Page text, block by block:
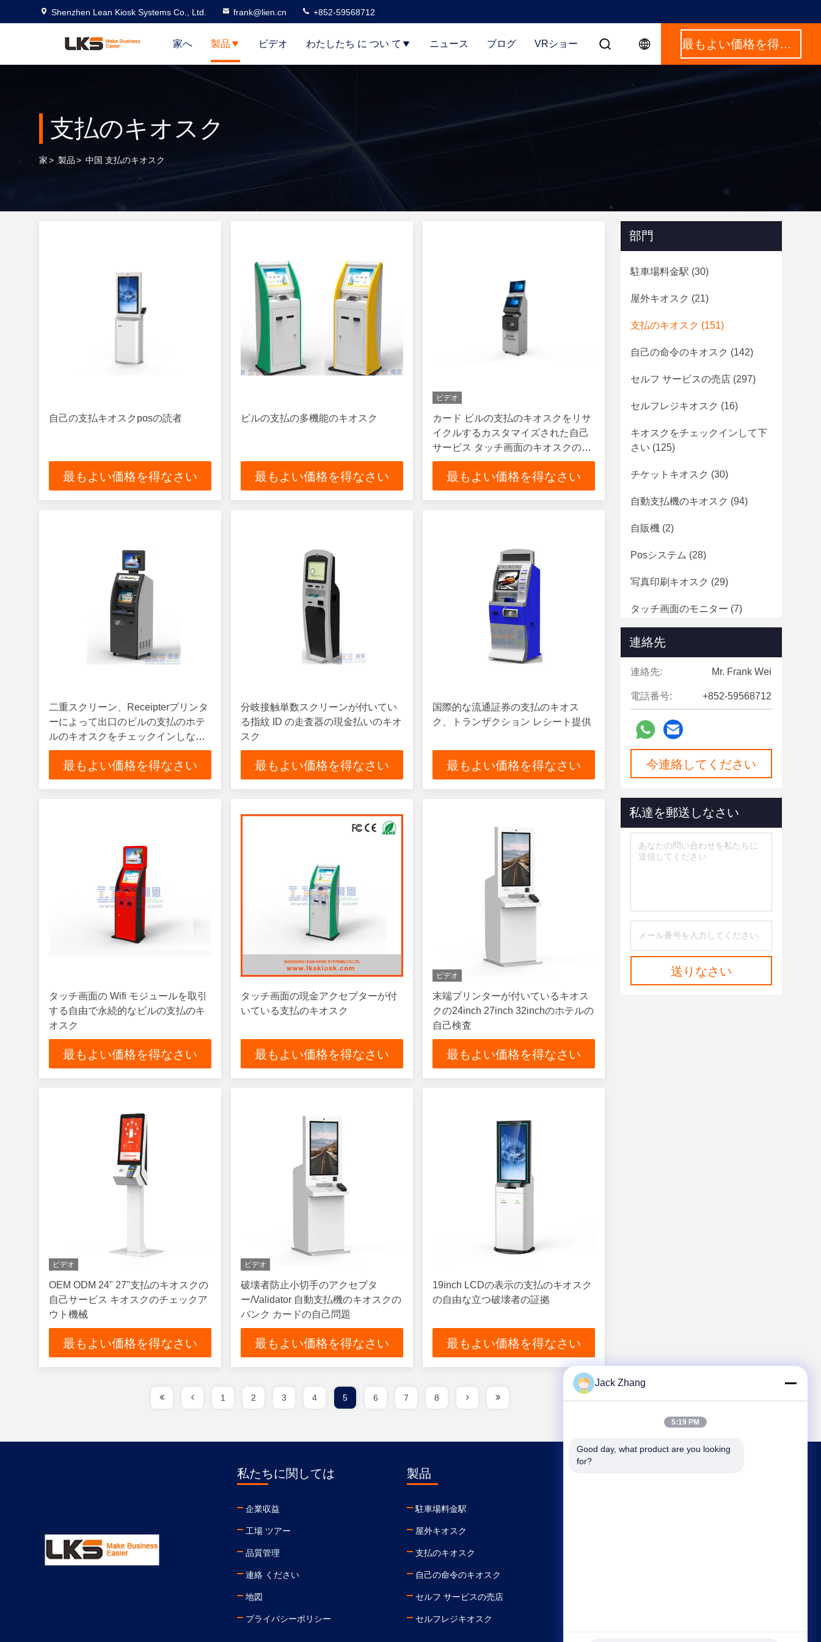
Shenzhen Lean Kiosk Systems Co., Ltd. frank@lien.cn +852-59568712
家へ 製品 ビデオ わたしたち に つい て ニュース ブログ VRショー 最もよい価格を得なさい
支払のキオスク
家> 製品> 中国 支払のキオスク
自己の支払キオスクposの読者
最もよい価格を得なさい
ビルの支払の多機能のキオスク
最もよい価格を得なさい
ビデオ
カード ビルの支払のキオスクをリサ
イクルするカスタマイズされた自己
サービス タッチ画面のキオスクの現
金
最もよい価格を得なさい
二重スクリーン、Receipterプリンタ
ーによって出口のビルの支払のホテ
ルのキオスクをチェックインしなさ
い
最もよい価格を得なさい
分岐接触単数スクリーンが付いてい
る指紋 ID の走査器の現金払いのキオ
スク
最もよい価格を得なさい
国際的な流通証券の支払のキオス
ク、トランザクション レシート提供
最もよい価格を得なさい
タッチ画面の Wifi モジュールを取引
する自由で永続的なビルの支払のキ
オスク
最もよい価格を得なさい
タッチ画面の現金アクセプターが付
いている支払のキオスク
最もよい価格を得なさい
ビデオ
末端プリンターが付いているキオス
クの24inch 27inch 32inchのホテルの
自己検査
最もよい価格を得なさい
ビデオ
OEM ODM 24" 27"支払のキオスクの
自己サービス キオスクのチェックア
ウト機械
最もよい価格を得なさい
ビデオ
破壊者防止小切手のアクセプタ
ー/Validator 自動支払機のキオスクの
バンク カードの自己問題
最もよい価格を得なさい
19inch LCDの表示の支払のキオスク
の自由な立つ破壊者の証拠
最もよい価格を得なさい
部門
駐車場料金駅 (30)
屋外キオスク (21)
支払のキオスク (151)
自己の命令のキオスク (142)
セルフ サービスの売店 (297)
セルフレジキオスク (16)
キオスクをチェックインして下
さい (125)
チケットキオスク (30)
自動支払機のキオスク (94)
自販機 (2)
Posシステム (28)
写真印刷キオスク (29)
タッチ画面のモニター (7)
デジタルサイネージ
連絡先
連絡先: Mr. Frank Wei
電話番号: +852-59568712
今連絡してください
私達を郵送しなさい
送りなさい
1 2 3 4 5 6 7 8
私たちに関しては
企業収益
工場 ツアー
品質管理
連絡 ください
地図
プライバシーポリシー
製品
駐車場料金駅
屋外キオスク
支払のキオスク
自己の命令のキオスク
セルフ サービスの売店
セルフレジキオスク
Jack Zhang
5:19 PM
Good day, what product are you looking
for?